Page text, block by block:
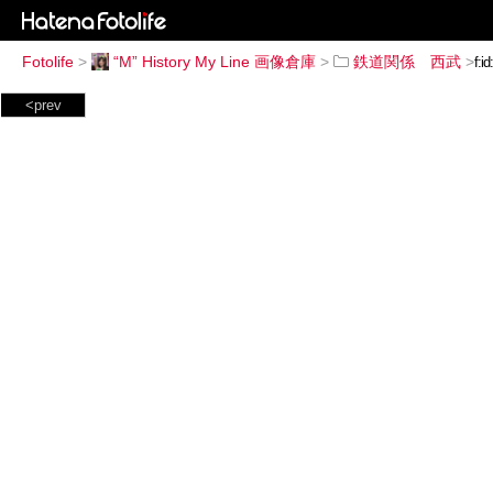
Fotolife > “M” History My Line 画像倉庫 > 鉄道関係 西武 >
<prev